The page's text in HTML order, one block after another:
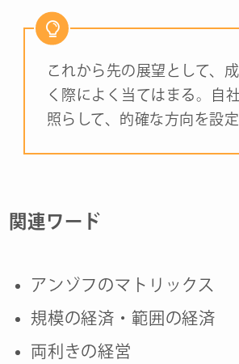
これから先の展望として、
く際によく当てはまる。自
照らして、的確な方向を設定
関連ワード
アンゾフのマトリックス
規模の経済・範囲の経済
両利きの経営